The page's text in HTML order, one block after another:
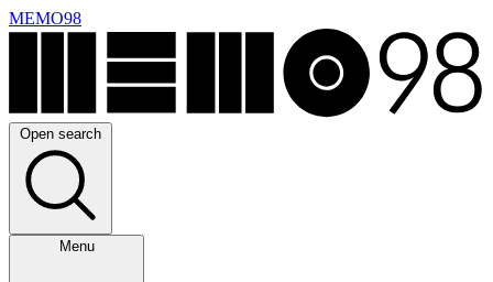
MEMO98
Open search
Menu